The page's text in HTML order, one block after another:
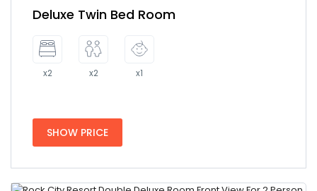
Deluxe Twin Bed Room
x2 x2 x1
SHOW PRICE